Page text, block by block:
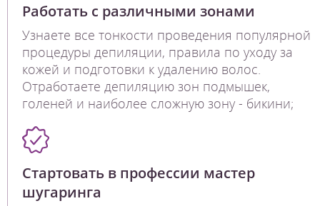
Работать с различными зонами
Узнаете все тонкости проведения популярной
процедуры депиляции, правила по уходу за
кожей и подготовки к удалению волос.
Отработаете депиляцию зон подмышек,
голеней и наиболее сложную зону - бикини;
Стартовать в профессии мастер
шугаринга